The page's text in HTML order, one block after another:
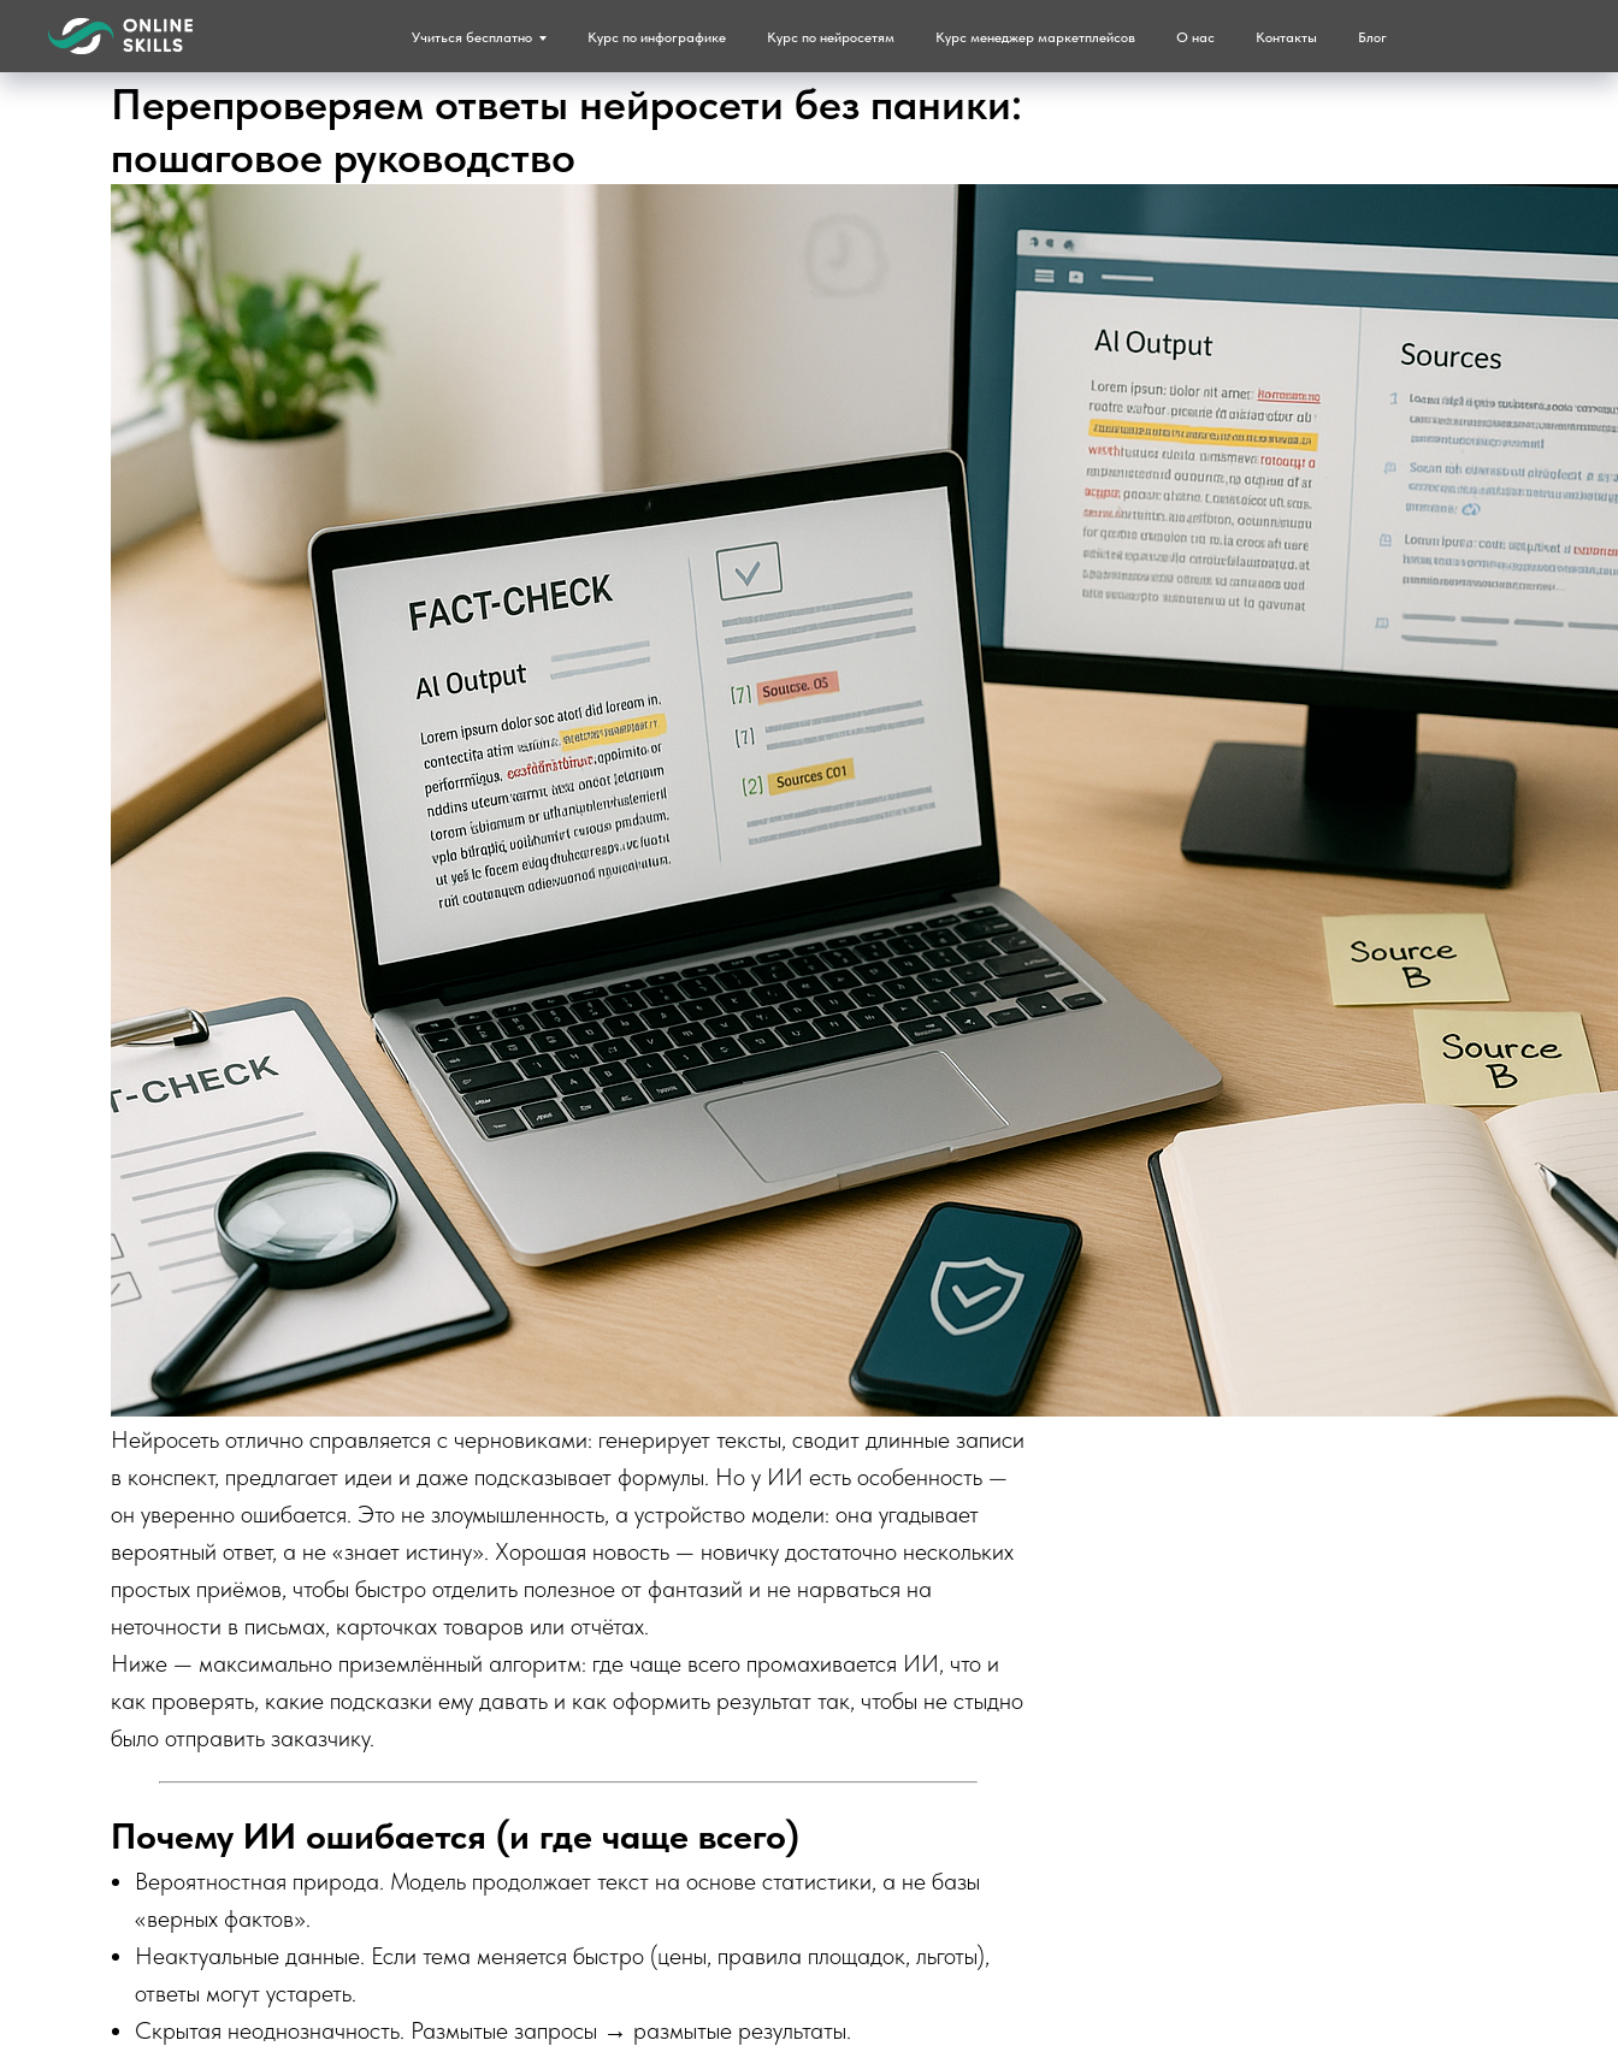
Учиться бесплатно Курс по инфографике Курс по нейросетям Курс менеджер маркетплейсов О нас Контакты Блог
Перепроверяем ответы нейросети без паники:
пошаговое руководство
Нейросеть отлично справляется с черновиками: генерирует тексты, сводит длинные записи
в конспект, предлагает идеи и даже подсказывает формулы. Но у ИИ есть особенность —
он уверенно ошибается. Это не злоумышленность, а устройство модели: она угадывает
вероятный ответ, а не «знает истину». Хорошая новость — новичку достаточно нескольких
простых приёмов, чтобы быстро отделить полезное от фантазий и не нарваться на
неточности в письмах, карточках товаров или отчётах.
Ниже — максимально приземлённый алгоритм: где чаще всего промахивается ИИ, что и
как проверять, какие подсказки ему давать и как оформить результат так, чтобы не стыдно
было отправить заказчику.
Почему ИИ ошибается (и где чаще всего)
Вероятностная природа. Модель продолжает текст на основе статистики, а не базы
«верных фактов».
Неактуальные данные. Если тема меняется быстро (цены, правила площадок, льготы),
ответы могут устареть.
Скрытая неоднозначность. Размытые запросы → размытые результаты.